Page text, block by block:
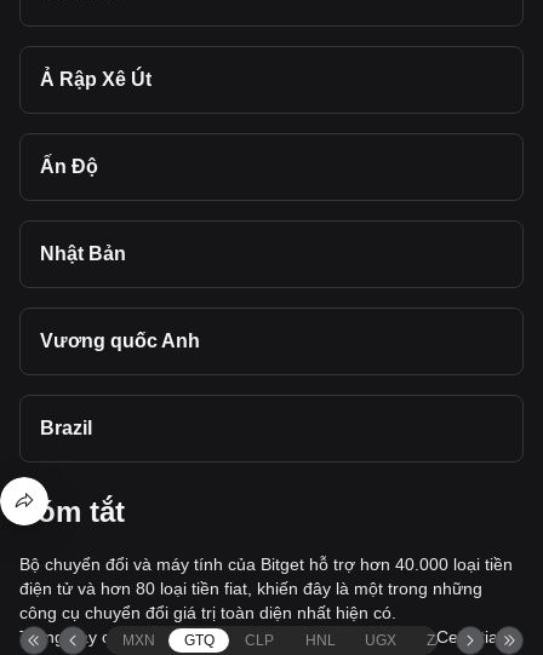
Ả Rập Xê Út
Ấn Độ
Nhật Bản
Vương quốc Anh
Brazil
Tóm tắt
Bộ chuyển đổi và máy tính của Bitget hỗ trợ hơn 40.000 loại tiền
điện tử và hơn 80 loại tiền fiat, khiến đây là một trong những
công cụ chuyển đổi giá trị toàn diện nhất hiện có.
Trang này cung cấp thông tin toàn diện về chuyển đổi Celestia
MXN GTQ CLP HNL UGX ZAR TND